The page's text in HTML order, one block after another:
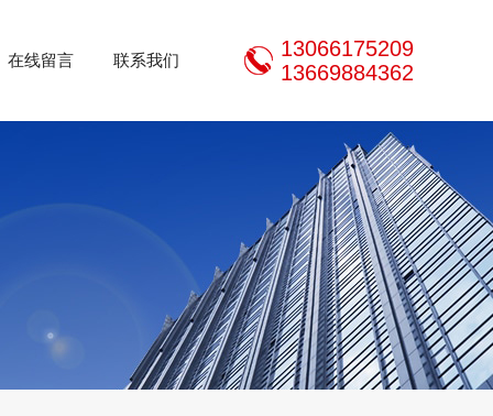
在线留言 联系我们
13066175209
13669884362